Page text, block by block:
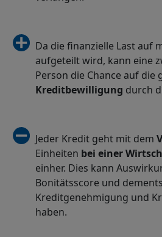
Da die finanzielle Last auf
aufgeteilt wird, kann eine
Person die Chance auf die
Kreditbewilligung durch
Jeder Kredit geht mit dem
Einheiten bei einer
einher. Dies kann
Bonitätsscore und
Kreditgenehmigung und
haben.